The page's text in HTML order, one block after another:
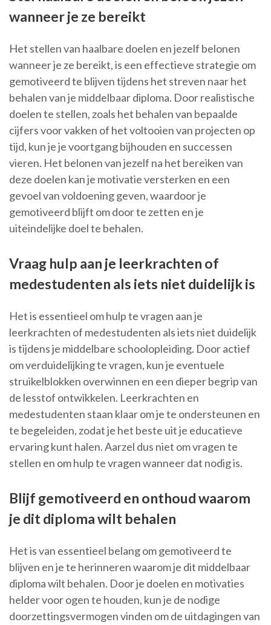
wanneer je ze bereikt
Het stellen van haalbare doelen en jezelf belonen
wanneer je ze bereikt, is een effectieve strategie om
gemotiveerd te blijven tijdens het streven naar het
behalen van je middelbaar diploma. Door realistische
doelen te stellen, zoals het behalen van bepaalde
cijfers voor vakken of het voltooien van projecten op
tijd, kun je je voortgang bijhouden en successen
vieren. Het belonen van jezelf na het bereiken van
deze doelen kan je motivatie versterken en een
gevoel van voldoening geven, waardoor je
gemotiveerd blijft om door te zetten en je
uiteindelijke doel te behalen.
Vraag hulp aan je leerkrachten of
medestudenten als iets niet duidelijk is
Het is essentieel om hulp te vragen aan je
leerkrachten of medestudenten als iets niet duidelijk
is tijdens je middelbare schoolopleiding. Door actief
om verduidelijking te vragen, kun je eventuele
struikelblokken overwinnen en een dieper begrip van
de lesstof ontwikkelen. Leerkrachten en
medestudenten staan klaar om je te ondersteunen en
te begeleiden, zodat je het beste uit je educatieve
ervaring kunt halen. Aarzel dus niet om vragen te
stellen en om hulp te vragen wanneer dat nodig is.
Blijf gemotiveerd en onthoud waarom
je dit diploma wilt behalen
Het is van essentieel belang om gemotiveerd te
blijven en je te herinneren waarom je dit middelbaar
diploma wilt behalen. Door je doelen en motivaties
helder voor ogen te houden, kun je de nodige
doorzettingsvermogen vinden om de uitdagingen van